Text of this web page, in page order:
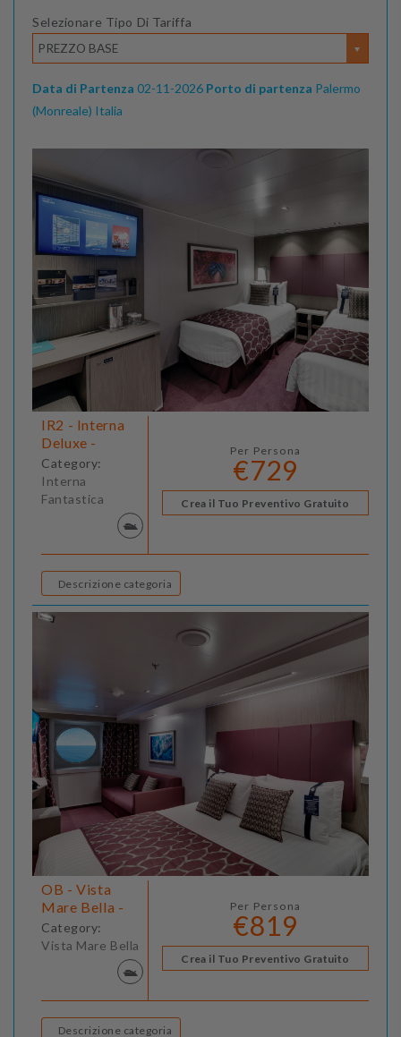
Selezionare Tipo Di Tariffa
PREZZO BASE
Data di Partenza 02-11-2026 Porto di partenza Palermo
(Monreale) Italia
IR2 - Interna
Deluxe -
Category:
Interna
Fantastica
Per Persona
€729
Crea il Tuo Preventivo Gratuito
Descrizione categoria
OB - Vista
Mare Bella -
Category:
Vista Mare Bella
Per Persona
€819
Crea il Tuo Preventivo Gratuito
Descrizione categoria